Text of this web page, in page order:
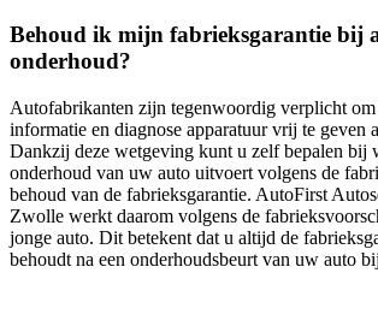
Behoud ik mijn fabrieksgarantie bij
onderhoud?
Autofabrikanten zijn tegenwoordig verplicht om
informatie en diagnose apparatuur vrij te geven
Dankzij deze wetgeving kunt u zelf bepalen bij
onderhoud van uw auto uitvoert volgens de
behoud van de fabrieksgarantie. AutoFirst
Zwolle werkt daarom volgens de
jonge auto. Dit betekent dat u altijd de
behoudt na een onderhoudsbeurt van uw auto